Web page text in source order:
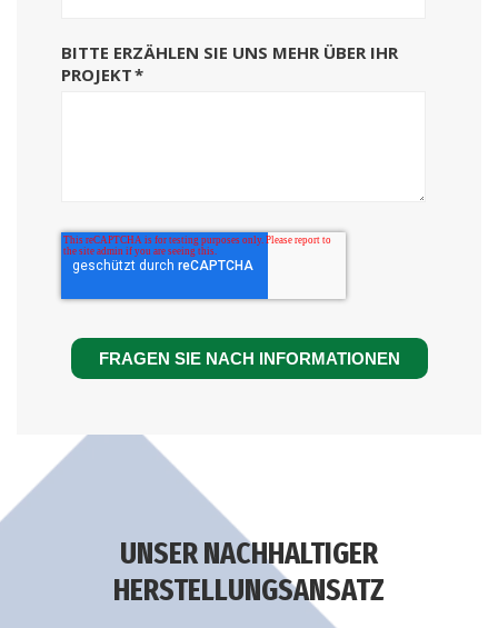
BITTE ERZÄHLEN SIE UNS MEHR ÜBER IHR
PROJEKT*
UNSER NACHHALTIGER
HERSTELLUNGSANSATZ